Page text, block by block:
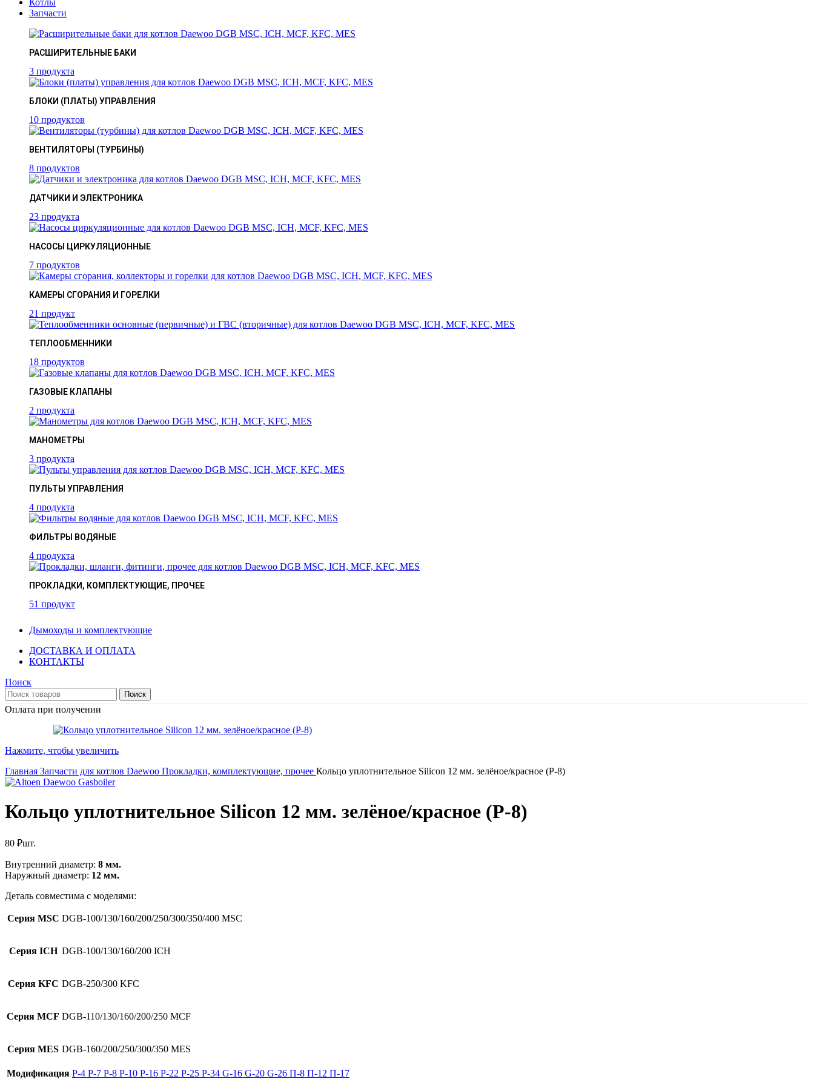
Котлы
Запчасти
РАСШИРИТЕЛЬНЫЕ БАКИ
3 продукта
БЛОКИ (ПЛАТЫ) УПРАВЛЕНИЯ
10 продуктов
ВЕНТИЛЯТОРЫ (ТУРБИНЫ)
8 продуктов
ДАТЧИКИ И ЭЛЕКТРОНИКА
23 продукта
НАСОСЫ ЦИРКУЛЯЦИОННЫЕ
7 продуктов
КАМЕРЫ СГОРАНИЯ И ГОРЕЛКИ
21 продукт
ТЕПЛООБМЕННИКИ
18 продуктов
ГАЗОВЫЕ КЛАПАНЫ
2 продукта
МАНОМЕТРЫ
3 продукта
ПУЛЬТЫ УПРАВЛЕНИЯ
4 продукта
ФИЛЬТРЫ ВОДЯНЫЕ
4 продукта
ПРОКЛАДКИ, КОМПЛЕКТУЮЩИЕ, ПРОЧЕЕ
51 продукт
Дымоходы и комплектующие
ДОСТАВКА И ОПЛАТА
КОНТАКТЫ
Поиск
Поиск
Оплата при получении
Нажмите, чтобы увеличить
Главная Запчасти для котлов Daewoo Прокладки, комплектующие, прочее Кольцо уплотнительное Silicon 12 мм. зелёное/красное (Р-8)
Кольцо уплотнительное Silicon 12 мм. зелёное/красное (Р-8)
80 ₽шт.
Внутренний диаметр: 8 мм.
Наружный диаметр: 12 мм.
Деталь совместима с моделями:
Серия MSC DGB-100/130/160/200/250/300/350/400 MSC
Серия ICH DGB-100/130/160/200 ICH
Серия KFC DGB-250/300 KFC
Серия MCF DGB-110/130/160/200/250 MCF
Серия MES DGB-160/200/250/300/350 MES
Модификация Р-4 Р-7 Р-8 Р-10 Р-16 Р-22 Р-25 Р-34 G-16 G-20 G-26 П-8 П-12 П-17